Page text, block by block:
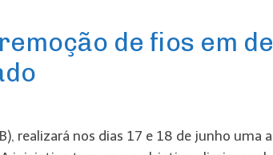
de fios em
realizará nos dias 17 e 18 de junho uma